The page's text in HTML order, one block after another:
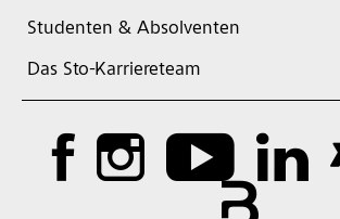
Studenten & Absolventen
Das Sto-Karriereteam